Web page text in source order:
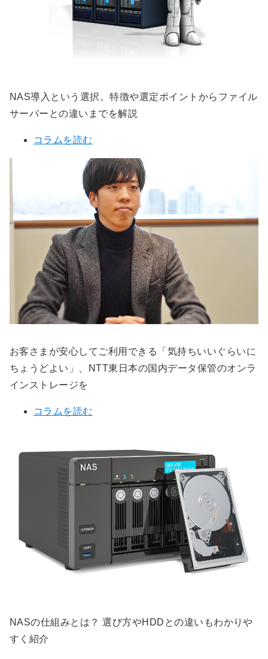
NAS導入という選択。特徴や選定ポイントからファイル
サーバーとの違いまでを解説
コラムを読む
お客さまが安心してご利用できる「気持ちいいぐらいに
ちょうどよい」、NTT東日本の国内データ保管のオンラ
インストレージを
コラムを読む
NASの仕組みとは？ 選び方やHDDとの違いもわかりや
すく紹介